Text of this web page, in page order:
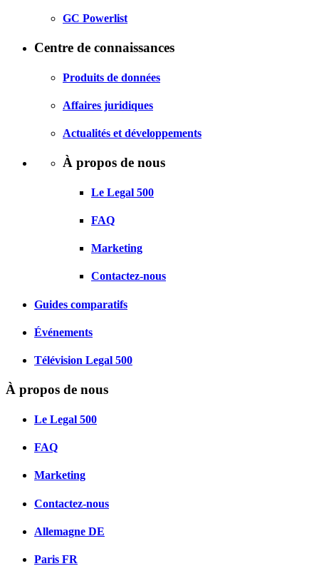
GC Powerlist
Centre de connaissances
Produits de données
Affaires juridiques
Actualités et développements
À propos de nous
Le Legal 500
FAQ
Marketing
Contactez-nous
Guides comparatifs
Événements
Télévision Legal 500
À propos de nous
Le Legal 500
FAQ
Marketing
Contactez-nous
Allemagne DE
Paris FR